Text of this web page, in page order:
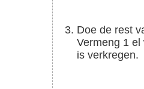
Doe de rest van de saus in een steelpannetje met 2 el. water. Breng zachtjes aan de kook.
Vermeng 1
is verkregen.